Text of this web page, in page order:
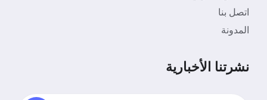
اتصل بنا
المدونة
نشرتنا الأخبارية